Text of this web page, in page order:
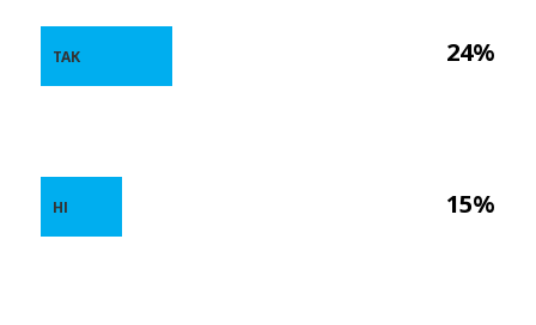
24%
15%
ТАК
НІ